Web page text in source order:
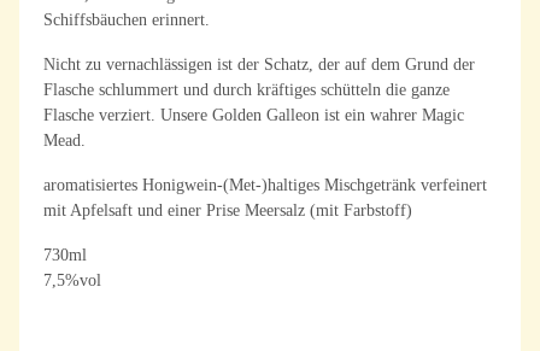
Schiffsbäuchen erinnert.
Nicht zu vernachlässigen ist der Schatz, der auf dem Grund der
Flasche schlummert und durch kräftiges schütteln die ganze
Flasche verziert. Unsere Golden Galleon ist ein wahrer Magic
Mead.
aromatisiertes Honigwein-(Met-)haltiges Mischgetränk verfeinert
mit Apfelsaft und einer Prise Meersalz (mit Farbstoff)
730ml
7,5%vol